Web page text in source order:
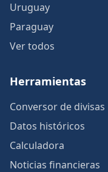
Uruguay
Paraguay
Ver todos
Herramientas
Conversor de divisas
Datos históricos
Calculadora
Noticias financieras